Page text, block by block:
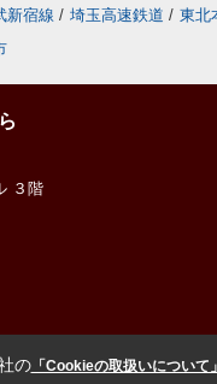
新宿線 / 埼玉高速鉄道 / 東北
３階
の「Cookieの取扱いについて」